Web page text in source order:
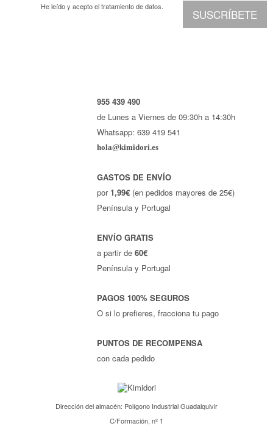
SUSCRÍBETE
He leído y acepto eltratamiento de datos.
955 439 490
de Lunes a Viernes de 09:30h a 14:30h
Whatsapp: 639 419 541
hola@kimidori.es
GASTOS DE ENVÍO
por 1,99€ (en pedidos mayores de 25€)
Península y Portugal
ENVÍO GRATIS
a partir de60€
Península y Portugal
PAGOS 100% SEGUROS
O si lo prefieres, fracciona tu pago
PUNTOS DE RECOMPENSA
con cada pedido
Dirección del almacén: Polígono Industrial Guadalquivir
C/Formación, nº 1